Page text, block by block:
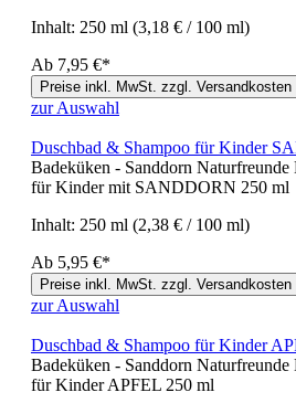
Inhalt: 250 ml (3,18 € / 100 ml)
Ab 7,95 €*
Preise inkl. MwSt. zzgl. Versandkosten
zur Auswahl
Duschbad & Shampoo für Kinder
Badeküken - Sanddorn
für Kinder mit SANDDORN 250 ml
Inhalt: 250 ml (2,38 € / 100 ml)
Ab 5,95 €*
Preise inkl. MwSt. zzgl. Versandkosten
zur Auswahl
Duschbad & Shampoo für Kinder
Badeküken - Sanddorn
für Kinder APFEL 250 ml